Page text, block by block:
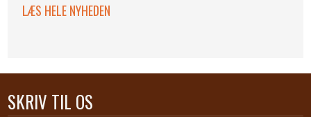
LÆS HELE NYHEDEN
SKRIV TIL OS